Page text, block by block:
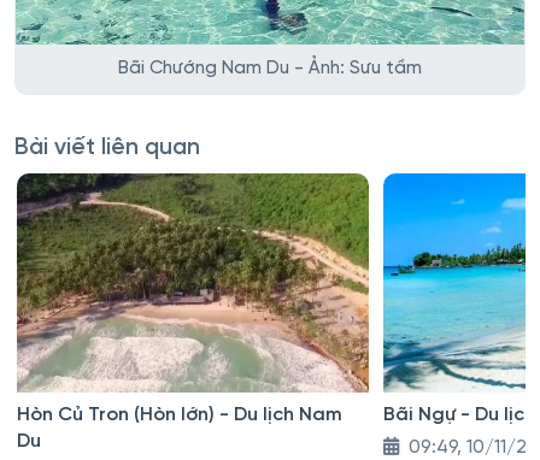
Bãi Chướng Nam Du - Ảnh: Sưu tầm
Bài viết liên quan
Hòn Củ Tron (Hòn lớn) - Du lịch Nam
Du
Bãi Ngự - Du lịch
09:49, 10/11/